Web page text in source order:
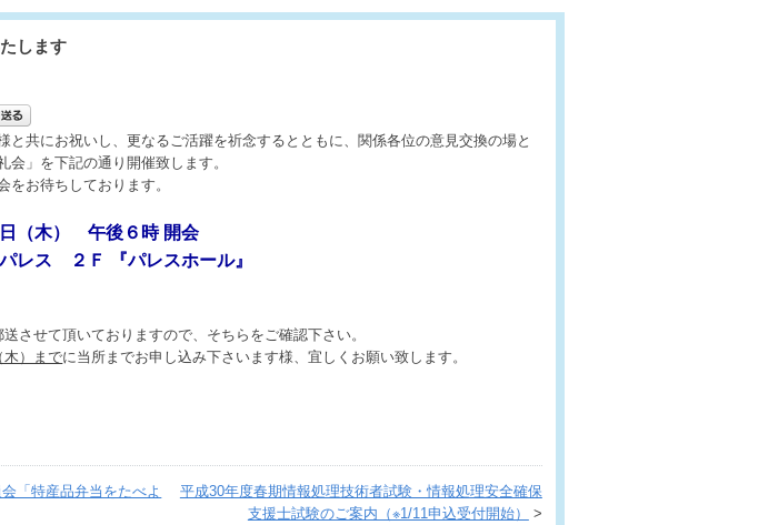
します
と共にお祝いし、更なるご活躍を祈念するとともに、関係各位の意見交換の場と
会」を下記の通り開催致します。
をお待ちしております。
日（木）午後６時 開会
レス ２Ｆ 『パレスホール』
させて頂いておりますので、そちらをご確認下さい。
木）までに当所までお申し込み下さいます様、宜しくお願い致します。
「特産品弁当をたべよ
平成30年度春期情報処理技術者試験・情報処理安全確保
支援士試験のご案内（※1/11申込受付開始）
>